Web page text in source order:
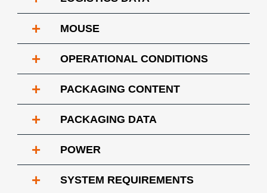
+ MOUSE
+ OPERATIONAL CONDITIONS
+ PACKAGING CONTENT
+ PACKAGING DATA
+ POWER
+ SYSTEM REQUIREMENTS